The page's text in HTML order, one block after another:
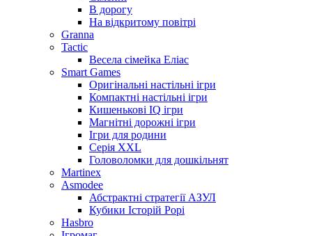
В дорогу
На відкритому повітрі
Granna
Tactic
Весела сімейка Еліас
Smart Games
Оригінальні настільні ігри
Компактні настільні ігри
Кишенькові IQ ігри
Магнітні дорожні ігри
Ігри для родини
Серія XXL
Головоломки для дошкільнят
Martinex
Asmodee
Абстрактні стратегії АЗУЛ
Кубики Історій Рорі
Hasbro